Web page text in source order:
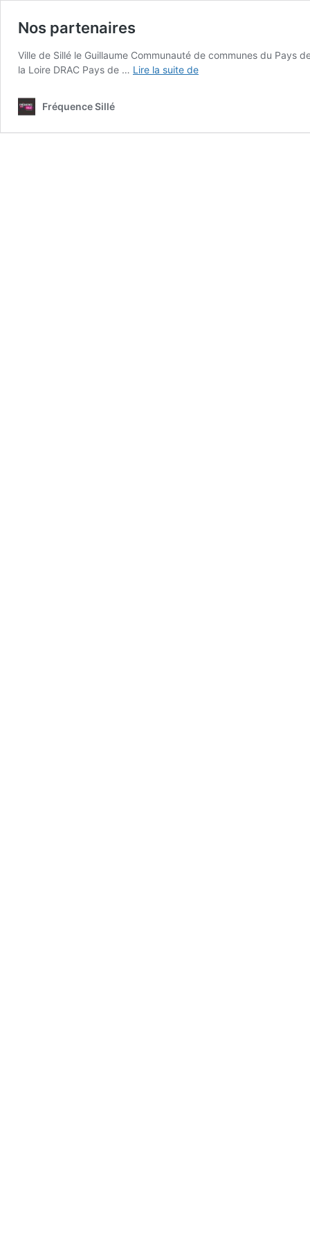
Nos partenaires
Ville de Sillé le Guillaume Communauté de communes du Pays
la Loire DRAC Pays de … Lire la suite deNos
Fréquence Sillé